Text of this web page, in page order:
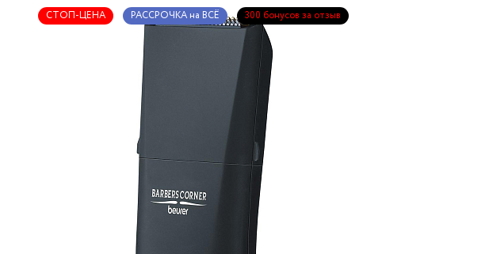
СТОП-ЦЕНА РАССРОЧКА на ВСЁ 300 бонусов за отзыв